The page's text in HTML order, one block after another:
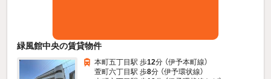
緑風館中央の賃貸物件
本町五丁目駅 歩12分 （伊予本町線）
萱町六丁目駅 歩8分 （伊予環状線）